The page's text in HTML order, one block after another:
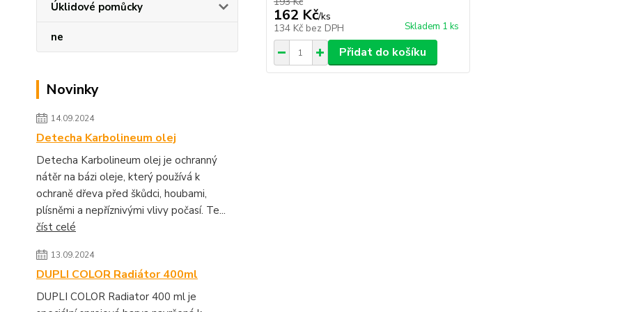
Úklidové pomůcky
ne
Novinky
14.09.2024
Detecha Karbolineum olej
Detecha Karbolineum olej je ochranný
nátěr na bázi oleje, který používá k
ochraně dřeva před škůdci, houbami,
plísněmi a nepříznivými vlivy počasí. Te...
číst celé
13.09.2024
DUPLI COLOR Radiátor 400ml
DUPLI COLOR Radiator 400 ml je
162 Kč/ks
134 Kč bez DPH Skladem 1 ks
Přidat do košíku